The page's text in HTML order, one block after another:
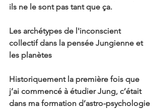
ils ne le sont pas tant que ça.
Les archétypes de l'inconscient
collectif dans la pensée Jungienne et
les planètes
Historiquement la première fois que
j’ai commencé à étudier Jung, c’était
dans ma formation d’astro-psychologie